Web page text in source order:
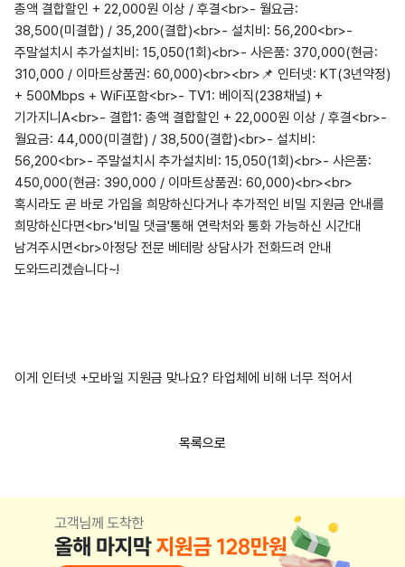
총액 결합할인 + 22,000원 이상 / 후결<br>- 월요금:
38,500(미결합) / 35,200(결합)<br>- 설치비: 56,200<br>-
주말설치시 추가설치비: 15,050(1회)<br>- 사은품: 370,000(현금:
310,000 / 이마트상품권: 60,000)<br><br>📌 인터넷: KT(3년약정)
+ 500Mbps + WiFi포함<br>- TV1: 베이직(238채널) +
기가지니A<br>- 결합1: 총액 결합할인 + 22,000원 이상 / 후결<br>-
월요금: 44,000(미결합) / 38,500(결합)<br>- 설치비:
56,200<br>- 주말설치시 추가설치비: 15,050(1회)<br>- 사은품:
450,000(현금: 390,000 / 이마트상품권: 60,000)<br><br>
혹시라도 곧 바로 가입을 희망하신다거나 추가적인 비밀 지원금 안내를
희망하신다면<br>'비밀 댓글'통해 연락처와 통화 가능하신 시간대
남겨주시면<br>아정당 전문 베테랑 상담사가 전화드려 안내
도와드리겠습니다~!
이게 인터넷 +모바일 지원금 맞나요? 타업체에 비해 너무 적어서
목록으로